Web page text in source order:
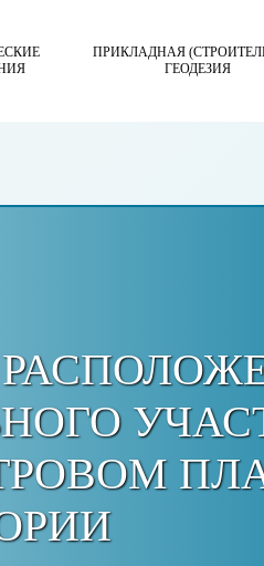
ПРИКЛАДНАЯ
ГЕОДЕЗИЯ